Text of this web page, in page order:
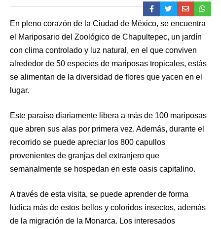
En pleno corazón de la Ciudad de México, se encuentra
el Mariposario del Zoológico de Chapultepec, un jardín
con clima controlado y luz natural, en el que conviven
alrededor de 50 especies de mariposas tropicales, estás
se alimentan de la diversidad de flores que yacen en el
lugar.
Este paraíso diariamente libera a más de 100 mariposas
que abren sus alas por primera vez. Además, durante el
recorrido se puede apreciar los 800 capullos
provenientes de granjas del extranjero que
semanalmente se hospedan en este oasis capitalino.
A través de esta visita, se puede aprender de forma
lúdica más de estos bellos y coloridos insectos, además
de la migración de la Monarca. Los interesados